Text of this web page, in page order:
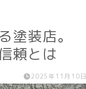
塗装店。
頼とは
2025年11月10日